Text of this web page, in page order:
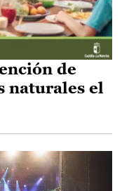
de
naturales el